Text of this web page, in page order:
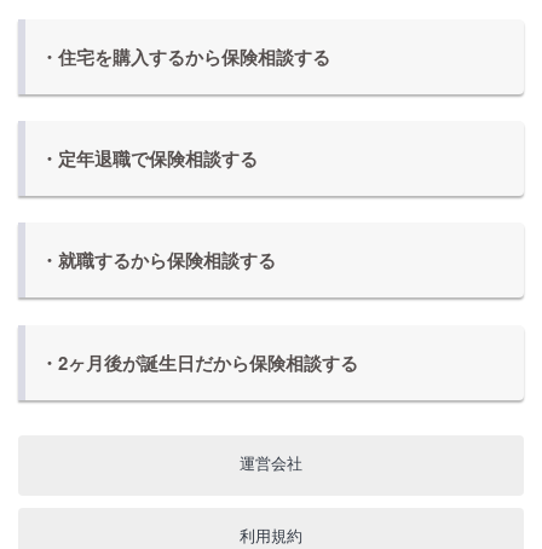
・住宅を購入するから保険相談する
・定年退職で保険相談する
・就職するから保険相談する
・2ヶ月後が誕生日だから保険相談する
運営会社
利用規約